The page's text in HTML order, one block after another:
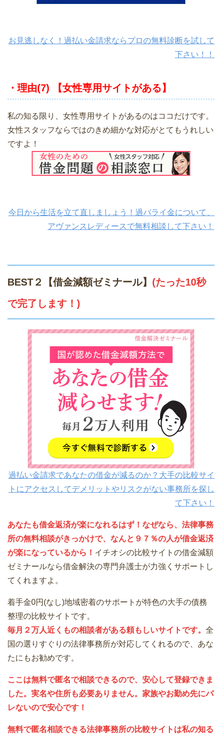
お見逃しなく！過払い金請求ならプロの無料診断を試して
下さい！！
・理由(7) 【女性専用サイトがある】
私の知る限り、女性専用サイトがあるのはココだけです。
女性スタッフならではのきめ細かな対応がとてもうれしい
ですよ！
今日から生活を立て直しましょう！過バライ金について、
アヴァンスレディースで無料相談して下さい！
BEST２【借金減額ゼミナール】 (たった10秒
で完了します！)
過払い金請求であなたの借金が減るのか？大手の比較サイ
トにアクセスしてデメリットやリスクがない事務所を探し
て下さい！
あなたも借金返済が楽になれるはず！なぜなら、法律事務
所の無料相談がきっかけで、なんと９７％の人が借金返済
が楽になっているから！ イチオシの比較サイトの借金減額
ゼミナールなら借金解決の専門弁護士が力強くサポートし
てくれますよ。
着手金0円(なし)地域密着のサポートが特色の大手の債務
整理の比較サイトです。
毎月２万人近くもの相談者がある頼もしいサイトです。 全
国の選りすぐりの法律事務所が対応してくれるので、あな
たにもお勧めです。
ここは無料で匿名で相談できるので、安心して登録できま
した。実名や住所も必要ありません。家族やお勤め先にバ
レないので安心です！
無料で匿名相談できる法律事務所の比較サイトは私の知る